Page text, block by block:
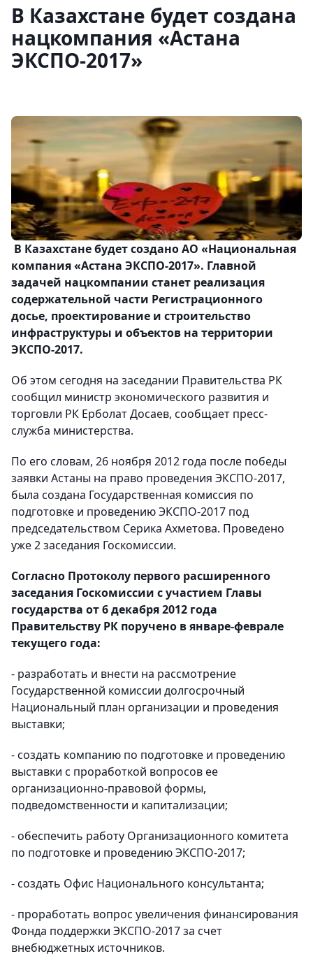
В Казахстане будет создана
нацкомпания «Астана
ЭКСПО-2017»
В Казахстане будет создано АО «Национальная
компания «Астана ЭКСПО-2017». Главной
задачей нацкомпании станет реализация
содержательной части Регистрационного
досье, проектирование и строительство
инфраструктуры и объектов на территории
ЭКСПО-2017.
Об этом сегодня на заседании Правительства РК
сообщил министр экономического развития и
торговли РК Ерболат Досаев, сообщает пресс-
служба министерства.
По его словам, 26 ноября 2012 года после победы
заявки Астаны на право проведения ЭКСПО-2017,
была создана Государственная комиссия по
подготовке и проведению ЭКСПО-2017 под
председательством Серика Ахметова. Проведено
уже 2 заседания Госкомиссии.
Согласно Протоколу первого расширенного
заседания Госкомиссии с участием Главы
государства от 6 декабря 2012 года
Правительству РК поручено в январе-феврале
текущего года:
- разработать и внести на рассмотрение
Государственной комиссии долгосрочный
Национальный план организации и проведения
выставки;
- создать компанию по подготовке и проведению
выставки с проработкой вопросов ее
организационно-правовой формы,
подведомственности и капитализации;
- обеспечить работу Организационного комитета
по подготовке и проведению ЭКСПО-2017;
- создать Офис Национального консультанта;
- проработать вопрос увеличения финансирования
Фонда поддержки ЭКСПО-2017 за счет
внебюджетных источников.